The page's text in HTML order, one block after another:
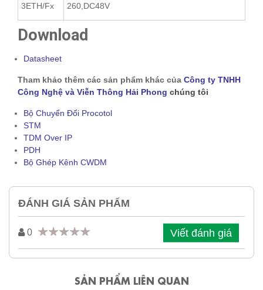
3ETH/Fx
260,DC48V
Download
Datasheet
Tham khảo thêm các sản phẩm khác của Công ty TNHH
Công Nghệ và Viễn Thông Hải Phong chúng tôi
Bộ Chuyển Đổi Procotol
STM
TDM Over IP
PDH
Bộ Ghép Kênh CWDM
ĐÁNH GIÁ SẢN PHẨM
0 Viết đánh giá
SẢN PHẨM LIÊN QUAN